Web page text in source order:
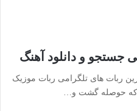
جستجو و دانلود آهنگ
ربات های تلگرامی ربات موزیک
که حوصله گشت و…